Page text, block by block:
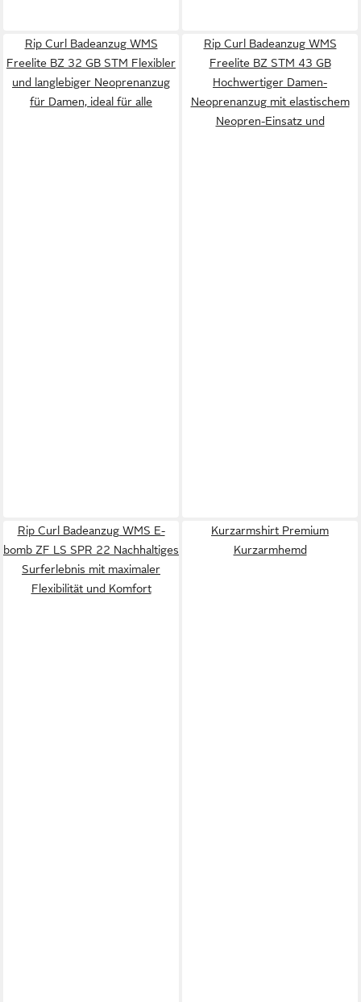
Rip Curl Badeanzug WMS
Freelite BZ 32 GB STM Flexibler
und langlebiger Neoprenanzug
für Damen, ideal für alle
Rip Curl Badeanzug WMS
Freelite BZ STM 43 GB
Hochwertiger Damen-
Neoprenanzug mit elastischem
Neopren-Einsatz und
Rip Curl Badeanzug WMS E-
bomb ZF LS SPR 22 Nachhaltiges
Surferlebnis mit maximaler
Flexibilität und Komfort
Kurzarmshirt Premium
Kurzarmhemd